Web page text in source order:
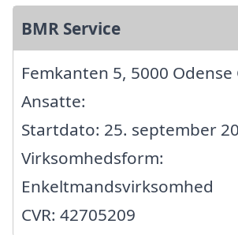
BMR Service
Femkanten 5, 5000 Odense
Ansatte:
Startdato: 25. september
Virksomhedsform:
Enkeltmandsvirksomhed
CVR: 42705209